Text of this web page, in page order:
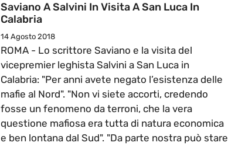
Saviano A Salvini In Visita A San Luca In
Calabria
14 Agosto 2018
ROMA - Lo scrittore Saviano e la visita del
vicepremier leghista Salvini a San Luca in
Calabria: "Per anni avete negato l’esistenza delle
mafie al Nord". "Non vi siete accorti, credendo
fosse un fenomeno da terroni, che la vera
questione mafiosa era tutta di natura economica
e ben lontana dal Sud". "Da parte nostra può stare